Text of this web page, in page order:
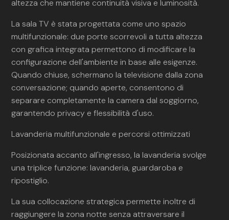
altezza che mantiene continuità visiva e luminosità.
La sala TV è stata progettata come uno spazio
multifunzionale: due porte scorrevoli a tutta altezza
con grafica integrata permettono di modificare la
configurazione dell'ambiente in base alle esigenze.
Quando chiuse, schermano la televisione dalla zona
conversazione; quando aperte, consentono di
separare completamente la camera dal soggiorno,
garantendo privacy e flessibilità d'uso.
Lavanderia multifunzionale e percorsi ottimizzati
Posizionata accanto all'ingresso, la lavanderia svolge
una triplice funzione: lavanderia, guardaroba e
ripostiglio.
La sua collocazione strategica permette inoltre di
raggiungere la zona notte senza attraversare il